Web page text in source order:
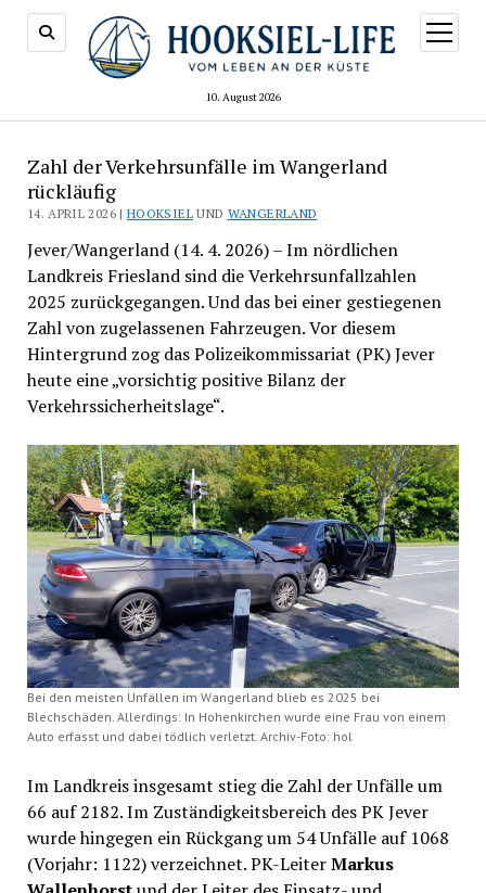
10. August 2026
Menü
öffnen
Zahl der Verkehrsunfälle im Wangerland
rückläufig
14. APRIL 2026 |HOOKSIELUND WANGERLAND
Jever/Wangerland (14. 4. 2026) – Im nördlichen
Landkreis Friesland sind die Verkehrsunfallzahlen
2025 zurückgegangen. Und das bei einer gestiegenen
Zahl von zugelassenen Fahrzeugen. Vor diesem
Hintergrund zog das Polizeikommissariat (PK) Jever
heute eine „vorsichtig positive Bilanz der
Verkehrssicherheitslage“.
Bei den meisten Unfällen im Wangerland blieb es 2025 bei
Blechschäden. Allerdings: In Hohenkirchen wurde eine Frau von einem
Auto erfasst und dabei tödlich verletzt. Archiv-Foto: hol
Im Landkreis insgesamt stieg die Zahl der Unfälle um
66 auf 2182. Im Zuständigkeitsbereich des PK Jever
wurde hingegen ein Rückgang um 54 Unfälle auf 1068
(Vorjahr: 1122) verzeichnet. PK-LeiterMarkus